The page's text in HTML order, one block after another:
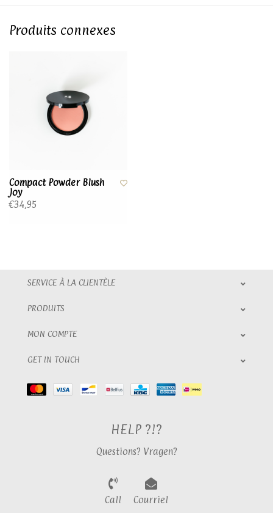
Produits connexes
Compact Powder Blush
Joy
€34,95
SERVICE À LA CLIENTÈLE
PRODUITS
MON COMPTE
GET IN TOUCH
HELP ?!?
Questions? Vragen?
Call Courriel